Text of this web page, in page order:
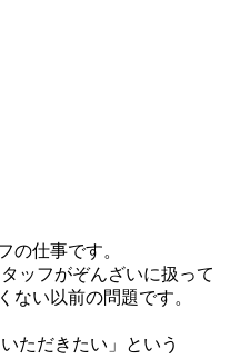
の仕事です。
ッフがぞんざいに扱って
ない以前の問題です。
ただきたい」という